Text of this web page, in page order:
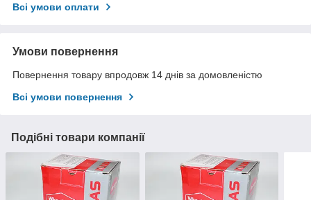
Всі умови оплати
Умови повернення
Повернення товару впродовж 14 днів за домовленістю
Всі умови повернення
Подібні товари компанії